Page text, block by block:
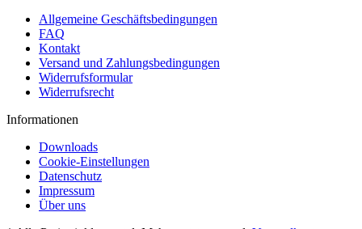
Allgemeine Geschäftsbedingungen
FAQ
Kontakt
Versand und Zahlungsbedingungen
Widerrufsformular
Widerrufsrecht
Informationen
Downloads
Cookie-Einstellungen
Datenschutz
Impressum
Über uns